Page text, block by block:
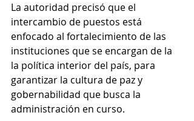
La autoridad precisó que el
intercambio de puestos está
enfocado al fortalecimiento de las
instituciones que se encargan de la
la política interior del país, para
garantizar la cultura de paz y
gobernabilidad que busca la
administración en curso.